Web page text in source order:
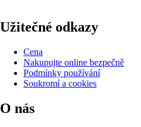
Užitečné odkazy
Cena
Nakupujte online bezpečně
Podmínky používání
Soukromí a cookies
O nás